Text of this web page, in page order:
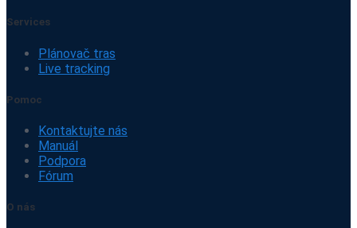
Services
Plánovač tras
Live tracking
Pomoc
Kontaktujte nás
Manuál
Podpora
Fórum
O nás